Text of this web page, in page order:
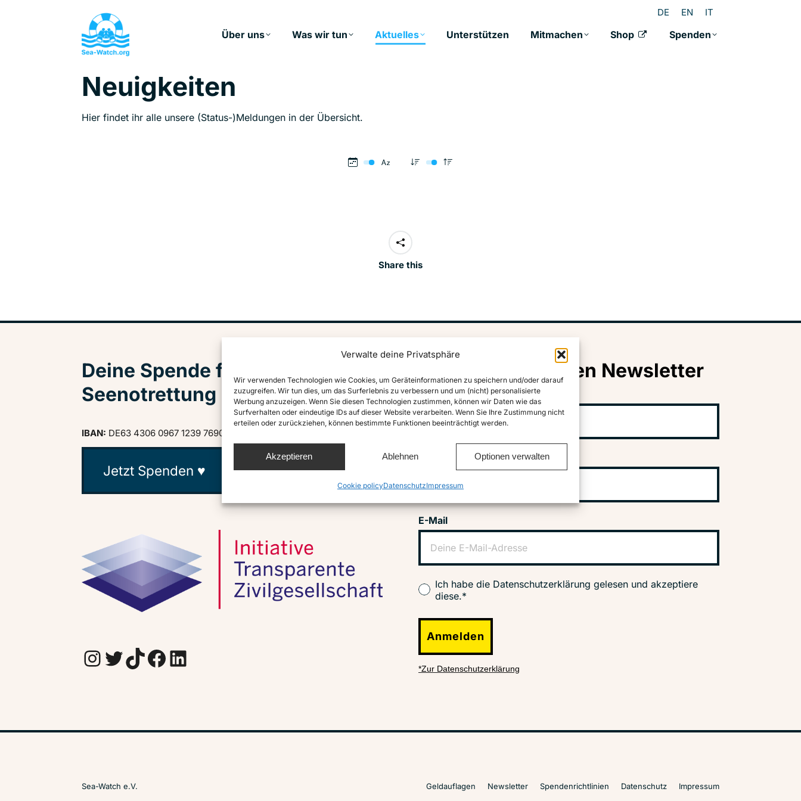
Verwalte deine Privatsphäre
Wir verwenden Technologien wie Cookies, um Geräteinformationen zu speichern und/oder darauf
zuzugreifen. Wir tun dies, um das Surferlebnis zu verbessern und um (nicht) personalisierte
Werbung anzuzeigen. Wenn Sie diesen Technologien zustimmen, können wir Daten wie das
Surfverhalten oder eindeutige IDs auf dieser Website verarbeiten. Wenn Sie Ihre Zustimmung nicht
erteilen oder zurückziehen, können bestimmte Funktionen beeinträchtigt werden.
Akzeptieren Ablehnen Optionen verwalten
Cookie policyDatenschutzImpressum
DE EN IT
Über uns Was wir tun Aktuelles Unterstützen Mitmachen Shop Spenden
Neuigkeiten
Hier findet ihr alle unsere (Status-)Meldungen in der Übersicht.
Share this
Deine Spende für zivile
Seenotrettung
IBAN: DE63 4306 0967 1239 7690 03
Jetzt Spenden ♥
InstagramTwitter TikTok Facebook LinkedIn
Abonniere unseren Newsletter
Vorname
E-Mail
Ich habe die Datenschutzerklärung gelesen und akzeptiere
diese.*
Anmelden
*Zur Datenschutzerklärung
Sea-Watch e.V. Geldauflagen Newsletter Spendenrichtlinien Datenschutz Impressum